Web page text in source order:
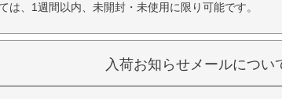
ては、1週間以内、未開封・未使用に限り可能です。
入荷お知らせメールについ